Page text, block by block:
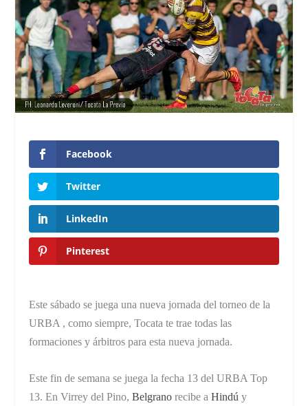
Facebook
Twitter
LinkedIn
Pinterest
Este sábado se juega una nueva jornada del torneo de la
URBA , como siempre, Tocata te trae todas las
formaciones y árbitros para esta nueva jornada.
Este fin de semana se juega la fecha 13 del URBA Top
13. En Virrey del Pino,Belgrano recibe aHindú y